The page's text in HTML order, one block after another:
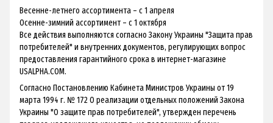
Весенне-летнего ассортимента – с 1 апреля
Осенне-зимний ассортимент – с 1 октября
Все действия выполняются согласно Закону Украины "Защита прав
потребителей" и внутренних документов, регулирующих вопрос
предоставления гарантийного срока в интернет-магазине
USALPHA.COM.
Согласно Постановлению Кабинета Министров Украины от 19
марта 1994 г. № 172 О реализации отдельных положений Закона
Украины "О защите прав потребителей", утвержден перечень